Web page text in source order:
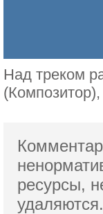
Над треком
ресурсы,
удаляются.